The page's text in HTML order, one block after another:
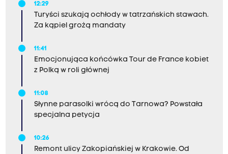
12:29
Turyści szukają ochłody w tatrzańskich stawach.
Za kąpiel grożą mandaty
11:41
Emocjonująca końcówka Tour de France kobiet
z Polką w roli głównej
11:08
Słynne parasolki wrócą do Tarnowa? Powstała
specjalna petycja
10:26
Remont ulicy Zakopiańskiej w Krakowie. Od